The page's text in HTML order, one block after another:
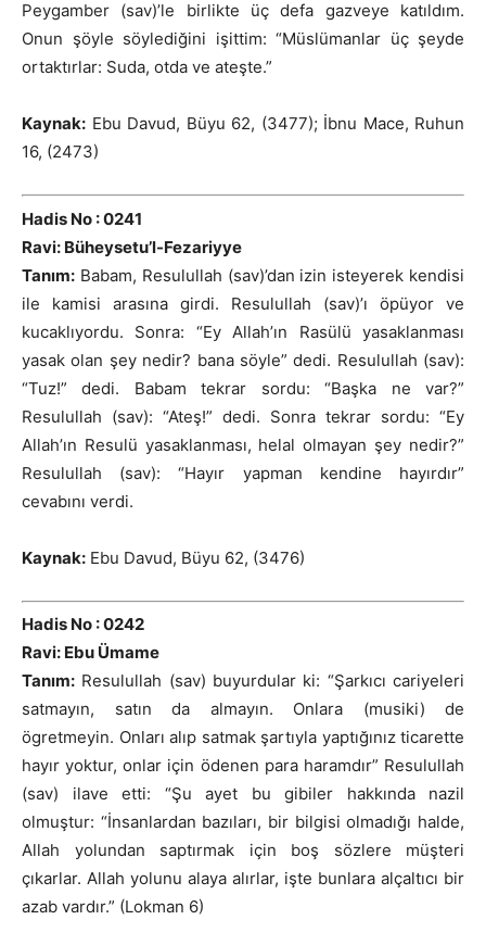
Peygamber (sav)’le birlikte üç defa gazveye katıldım.
Onun şöyle söylediğini işittim: “Müslümanlar üç şeyde
ortaktırlar: Suda, otda ve ateşte.”
Kaynak: Ebu Davud, Büyu 62, (3477); İbnu Mace, Ruhun
16, (2473)
Hadis No : 0241
Ravi: Büheysetu’l-Fezariyye
Tanım: Babam, Resulullah (sav)’dan izin isteyerek kendisi
ile kamisi arasına girdi. Resulullah (sav)’ı öpüyor ve
kucaklıyordu. Sonra: “Ey Allah’ın Rasülü yasaklanması
yasak olan şey nedir? bana söyle” dedi. Resulullah (sav):
“Tuz!” dedi. Babam tekrar sordu: “Başka ne var?”
Resulullah (sav): “Ateş!” dedi. Sonra tekrar sordu: “Ey
Allah’ın Resulü yasaklanması, helal olmayan şey nedir?”
Resulullah (sav): “Hayır yapman kendine hayırdır”
cevabını verdi.
Kaynak: Ebu Davud, Büyu 62, (3476)
Hadis No : 0242
Ravi: Ebu Ümame
Tanım: Resulullah (sav) buyurdular ki: “Şarkıcı cariyeleri
satmayın, satın da almayın. Onlara (musiki) de
ögretmeyin. Onları alıp satmak şartıyla yaptığınız ticarette
hayır yoktur, onlar için ödenen para haramdır” Resulullah
(sav) ilave etti: “Şu ayet bu gibiler hakkında nazil
olmuştur: “İnsanlardan bazıları, bir bilgisi olmadığı halde,
Allah yolundan saptırmak için boş sözlere müşteri
çıkarlar. Allah yolunu alaya alırlar, işte bunlara alçaltıcı bir
azab vardır.” (Lokman 6)